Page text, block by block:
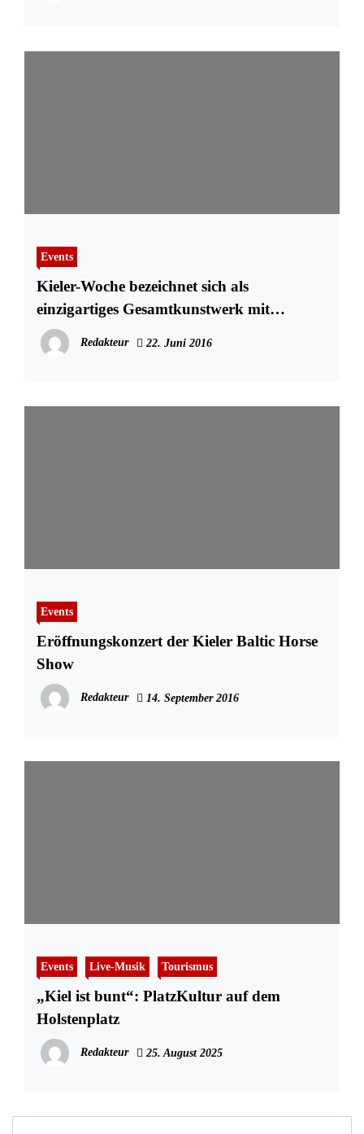
Events
Kieler-Woche bezeichnet sich als
einzigartiges Gesamtkunstwerk mit
friedlicher Stimmung
Redakteur 22. Juni 2016
Events
Eröffnungskonzert der Kieler Baltic Horse
Show
Redakteur 14. September 2016
Events Live-Musik Tourismus
„Kiel ist bunt“: PlatzKultur auf dem
Holstenplatz
Redakteur 25. August 2025